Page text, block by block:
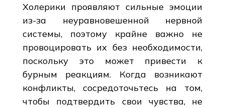
Холерики проявляют сильные эмоции
из-за неуравновешенной нервной
системы, поэтому крайне важно не
провоцировать их без необходимости,
поскольку это может привести к
бурным реакциям. Когда возникают
конфликты, сосредоточьтесь на том,
чтобы подтвердить свои чувства, не